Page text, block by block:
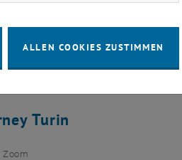
Turin
Zoom
ALLEN COOKIES ZUSTIMMEN